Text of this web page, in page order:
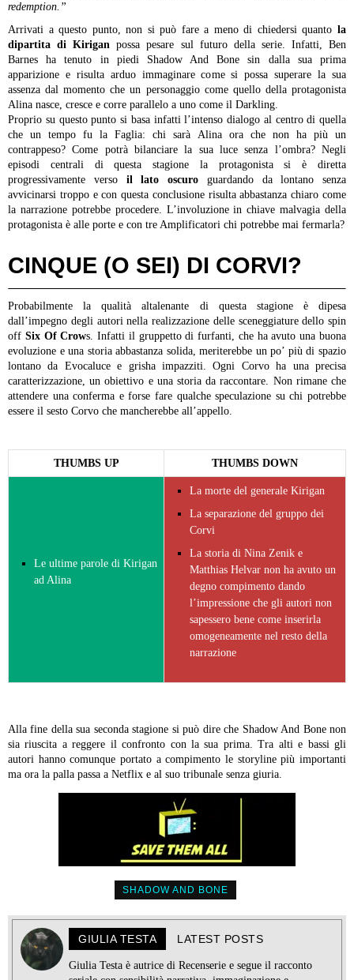
redemption.”
Arrivati a questo punto, non si può fare a meno di chiedersi quanto la
dipartita di Kirigan possa pesare sul futuro della serie. Infatti, Ben
Barnes ha tenuto in piedi Shadow And Bone sin dalla sua prima
apparizione e risulta arduo immaginare come si possa superare la sua
assenza dal momento che un personaggio come quello della protagonista
Alina nasce, cresce e corre parallelo a uno come il Darkling.
Proprio su questo punto si basa infatti l’intenso dialogo al centro di quella
che un tempo fu la Faglia: chi sarà Alina ora che non ha più un
contrappeso? Come potrà bilanciare la sua luce senza l’ombra? Negli
episodi centrali di questa stagione la protagonista si è diretta
progressivamente verso il lato oscuro guardando da lontano senza
avvicinarsi troppo e con questa conclusione risulta abbastanza chiaro come
la narrazione potrebbe procedere. L’involuzione in chiave malvagia della
protagonista è alle porte e con tre Amplificatori chi potrebbe mai fermarla?
CINQUE (O SEI) DI CORVI?
Probabilmente la qualità altalenante di questa stagione è dipesa
dall’impegno degli autori nella realizzazione delle sceneggiature dello spin
off Six Of Crows. Infatti il gruppetto di furfanti, che ha avuto una buona
evoluzione e una storia abbastanza solida, meriterebbe un po’ più di spazio
lontano da Evocaluce e grisha impazziti. Ogni Corvo ha una precisa
caratterizzazione, un obiettivo e una storia da raccontare. Non rimane che
attendere una conferma e forse fare qualche speculazione su chi potrebbe
essere il sesto Corvo che mancherebbe all’appello.
THUMBS UP THUMBS DOWN
Le ultime parole di Kirigan
ad Alina
La morte del generale Kirigan
La separazione del gruppo dei
Corvi
La storia di Nina Zenik e
Matthias Helvar non ha avuto un
degno compimento dando
l’impressione che gli autori non
sapessero bene come inserirla
omogeneamente nel resto della
narrazione
Alla fine della sua seconda stagione si può dire che Shadow And Bone non
sia riuscita a reggere il confronto con la sua prima. Tra alti e bassi gli
autori hanno comunque portato a compimento le storyline più importanti
ma ora la palla passa a Netflix e al suo tribunale senza giuria.
SHADOW AND BONE
GIULIA TESTA LATEST POSTS
Giulia Testa è autrice di Recenserie e segue il racconto